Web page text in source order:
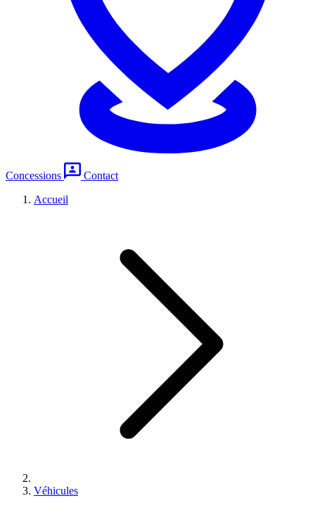
Concessions
Contact
Accueil
Véhicules